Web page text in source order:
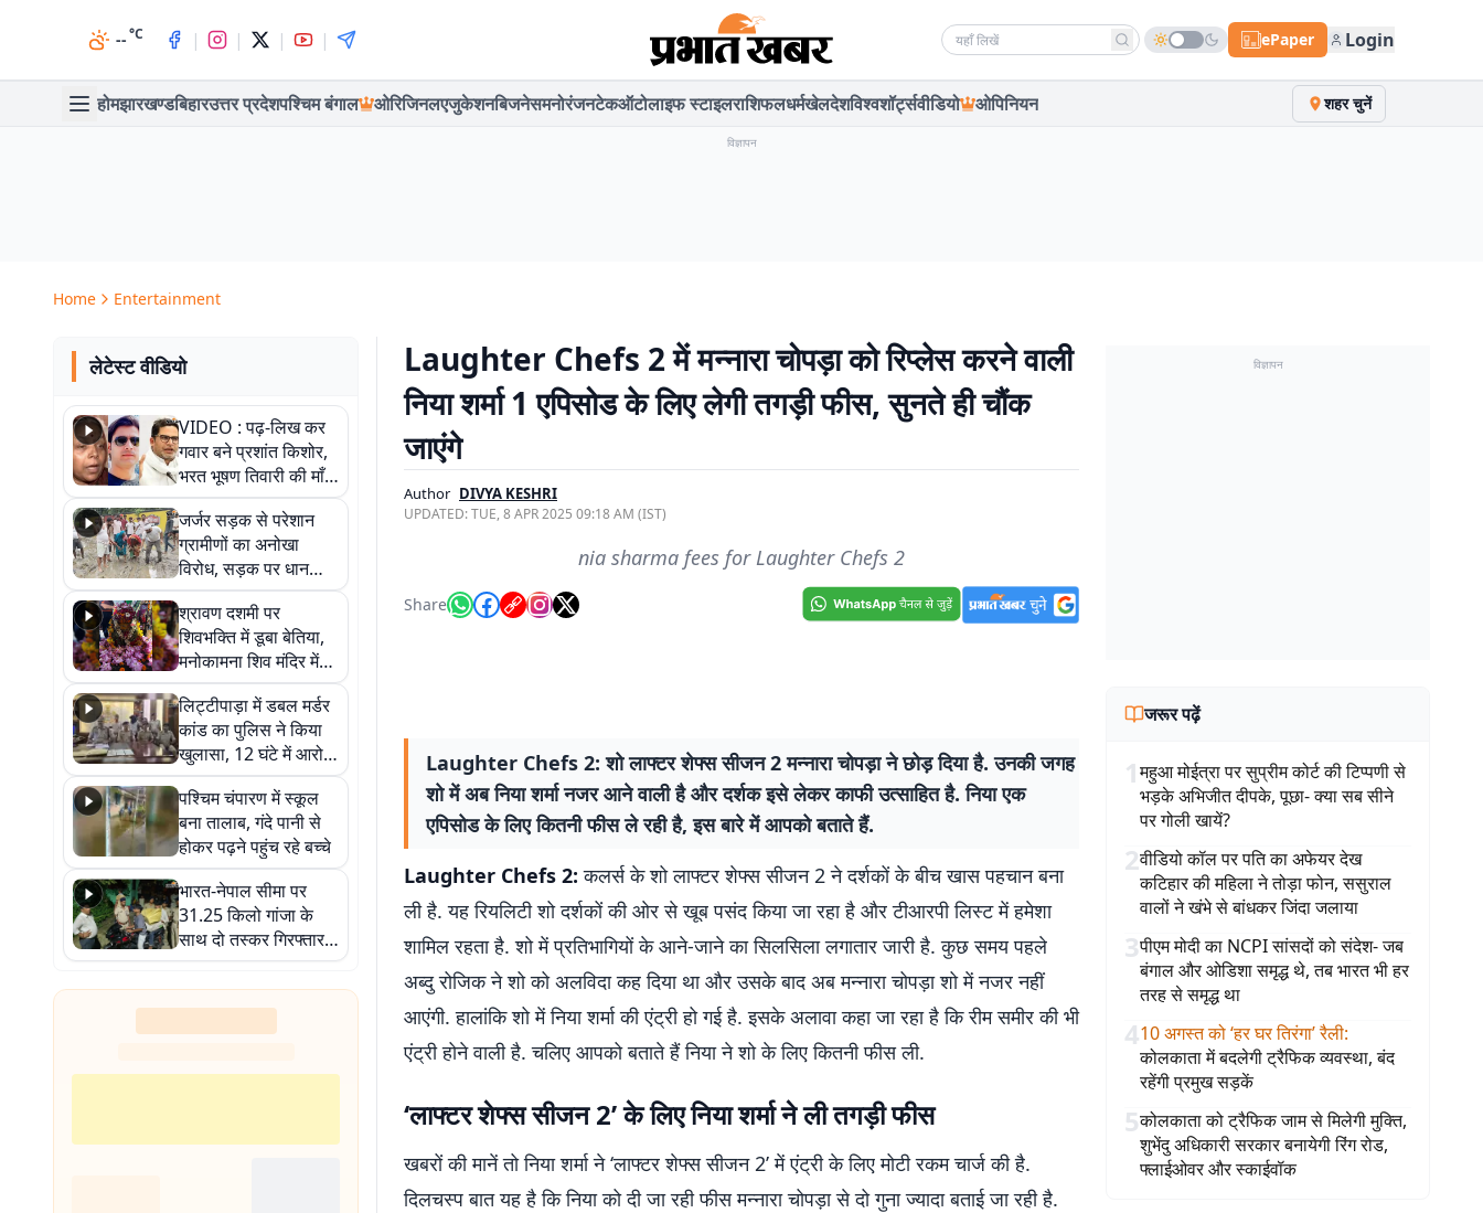
--°C | | | | Search news ePaper Login
होमझारखण्डबिहारउत्तर प्रदेशपश्चिम बंगाल ओरिजिनलएजुकेशनबिजनेसमनोरंजनटेकऑटोलाइफ स्टाइलराशिफलधर्मखेलदेशविश्वशॉर्ट्सवीडियो ओपिनियन शहर चुनें
विज्ञापन
Home Entertainment
लेटेस्ट वीडियो
VIDEO : पढ़-लिख कर
गवार बने प्रशांत किशोर,
भरत भूषण तिवारी की माँ ने
कहा नहीं थी उम्मीद, बेटा
था तो किसी को बोलने की
नहीं थी हिम्मत
जर्जर सड़क से परेशान
ग्रामीणों का अनोखा
विरोध, सड़क पर धान
रोपकर और खाद डालकर
जताया आक्रोश
श्रावण दशमी पर
शिवभक्ति में डूबा बेतिया,
मनोकामना शिव मंदिर में
हुआ भव्य श्रृंगार
लिट्टीपाड़ा में डबल मर्डर
कांड का पुलिस ने किया
खुलासा, 12 घंटे में आरोपी
गिरफ्तार
पश्चिम चंपारण में स्कूल
बना तालाब, गंदे पानी से
होकर पढ़ने पहुंच रहे बच्चे
भारत-नेपाल सीमा पर
31.25 किलो गांजा के
साथ दो तस्कर गिरफ्तार,
नेपाली नंबर की बाइक
जब्त
Laughter Chefs 2 में मन्नारा चोपड़ा को रिप्लेस करने वाली
निया शर्मा 1 एपिसोड के लिए लेगी तगड़ी फीस, सुनते ही चौंक
जाएंगे
Author DIVYA KESHRI
UPDATED:TUE, 8 APR 2025 09:18 AM (IST)
nia sharma fees for Laughter Chefs 2
Share
Laughter Chefs 2: शो लाफ्टर शेफ्स सीजन 2 मन्नारा चोपड़ा ने छोड़ दिया है. उनकी जगह
शो में अब निया शर्मा नजर आने वाली है और दर्शक इसे लेकर काफी उत्साहित है. निया एक
एपिसोड के लिए कितनी फीस ले रही है, इस बारे में आपको बताते हैं.
Laughter Chefs 2: कलर्स के शो लाफ्टर शेफ्स सीजन 2 ने दर्शकों के बीच खास पहचान बना
ली है. यह रियलिटी शो दर्शकों की ओर से खूब पसंद किया जा रहा है और टीआरपी लिस्ट में हमेशा
शामिल रहता है. शो में प्रतिभागियों के आने-जाने का सिलसिला लगातार जारी है. कुछ समय पहले
अब्दु रोजिक ने शो को अलविदा कह दिया था और उसके बाद अब मन्नारा चोपड़ा शो में नजर नहीं
आएंगी. हालांकि शो में निया शर्मा की एंट्री हो गई है. इसके अलावा कहा जा रहा है कि रीम समीर की भी
एंट्री होने वाली है. चलिए आपको बताते हैं निया ने शो के लिए कितनी फीस ली.
‘लाफ्टर शेफ्स सीजन 2’ के लिए निया शर्मा ने ली तगड़ी फीस
खबरों की मानें तो निया शर्मा ने ‘लाफ्टर शेफ्स सीजन 2’ में एंट्री के लिए मोटी रकम चार्ज की है.
दिलचस्प बात यह है कि निया को दी जा रही फीस मन्नारा चोपड़ा से दो गुना ज्यादा बताई जा रही है.
विज्ञापन
जरूर पढ़ें
1महुआ मोईत्रा पर सुप्रीम कोर्ट की टिप्पणी से
भड़के अभिजीत दीपके, पूछा- क्या सब सीने
पर गोली खायें?
2वीडियो कॉल पर पति का अफेयर देख
कटिहार की महिला ने तोड़ा फोन, ससुराल
वालों ने खंभे से बांधकर जिंदा जलाया
3पीएम मोदी का NCPI सांसदों को संदेश- जब
बंगाल और ओडिशा समृद्ध थे, तब भारत भी हर
तरह से समृद्ध था
410 अगस्त को ‘हर घर तिरंगा’ रैली:
कोलकाता में बदलेगी ट्रैफिक व्यवस्था, बंद
रहेंगी प्रमुख सड़कें
5कोलकाता को ट्रैफिक जाम से मिलेगी मुक्ति,
शुभेंदु अधिकारी सरकार बनायेगी रिंग रोड,
फ्लाईओवर और स्काईवॉक